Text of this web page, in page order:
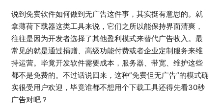
说到免费软件如何做到无广告这件事，其实挺有意思的。就
拿薄荷下载器这类工具来说，它们之所以能保持界面清爽，
往往是因为开发者选择了其他盈利模式来替代广告收入。最
常见的就是通过捐赠、高级功能付费或者企业定制服务来维
持运营。毕竟开发软件需要成本，服务器、带宽、维护这些
都不是免费的。不过话说回来，这种”免费但无广告”的模式确
实很受用户欢迎，毕竟谁都不想用个下载工具还得先看30秒
广告对吧？